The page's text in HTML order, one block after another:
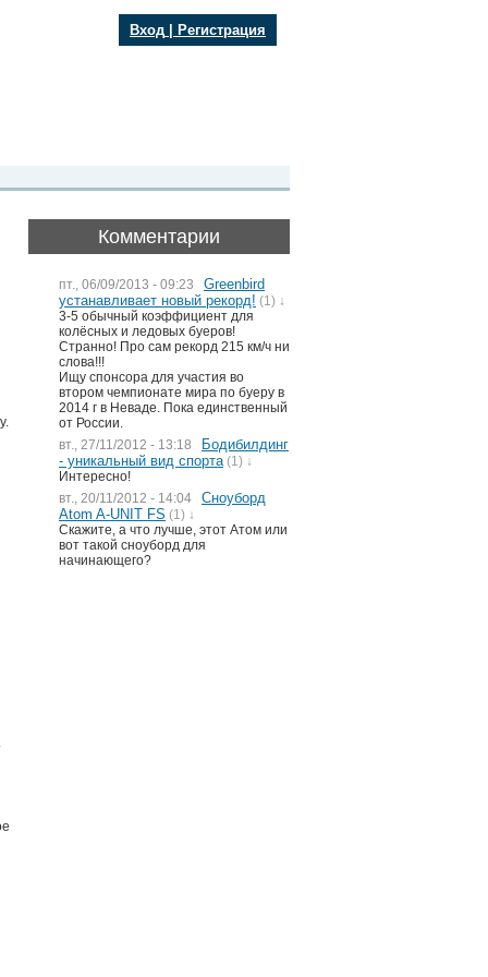
Вход Регистрация
Комментарии
пт., 06/09/2013 - 09:23
Greenbird
устанавливает новый рекорд! (1) ↓
3-5 обычный коэффициент для
колёсных и ледовых буеров!
Странно! Про сам рекорд 215 км/ч ни
слова!!!
Ищу спонсора для участия во
втором чемпионате мира по буеру в
2014 г в Неваде. Пока единственный
от России.
вт., 27/11/2012 - 13:18
Бодибилдинг
- уникальный вид спорта (1) ↓
Интересно!
вт., 20/11/2012 - 14:04
Сноуборд
Atom A-UNIT FS (1) ↓
Скажите, а что лучше, этот Атом или
вот такой сноуборд для
начинающего?